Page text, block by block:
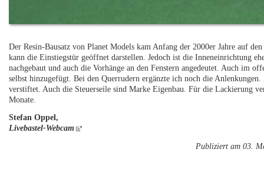
Der Resin-Bausatz von Planet Models kam Anfang der 2000er Jahre auf
kann die Einstiegstür geöffnet darstellen. Jedoch ist die Inneneinrichtung
nachgebaut und auch die Vorhänge an den Fenstern angedeutet. Auch im
selbst hinzugefügt. Bei den Querrudern ergänzte ich noch die
verstiftet. Auch die Steuerseile sind Marke Eigenbau. Für die Lackierung
Monate.
Stefan Oppel,
Livebastel-Webcam
Publiziert am 03.